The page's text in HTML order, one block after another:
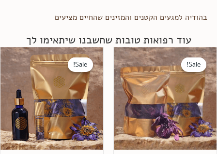
בהודיה למגעים הקטנים והמזינים שהחיים מציעים
עוד רפואות טובות שחשבנו שיתאימו לך
Sale!
Sale!
המחיר
המקורי
היה:
₪160.00.
המחיר
הנוכחי
הוא:
₪140.00.
Sale!
Sale!
המחיר
המקורי
היה:
₪420.00.
הוא: